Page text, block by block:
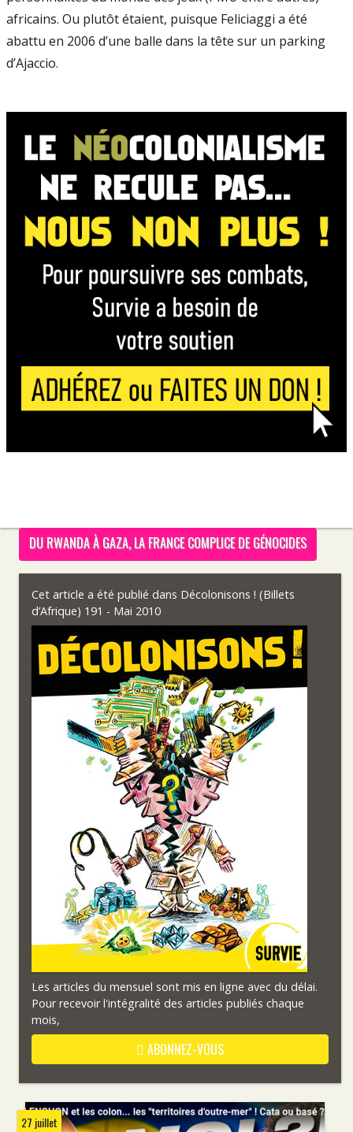
africains. Ou plutôt étaient, puisque Feliciaggi a été
abattu en 2006 d’une balle dans la tête sur un parking
d’Ajaccio.
DU RWANDA À GAZA, LA FRANCE COMPLICE DE GÉNOCIDES
Cet article a été publié dans Décolonisons ! (Billets
d’Afrique) 191 - Mai 2010
Les articles du mensuel sont mis en ligne avec du délai.
Pour recevoir l'intégralité des articles publiés chaque
mois,
ABONNEZ-VOUS
27 juillet